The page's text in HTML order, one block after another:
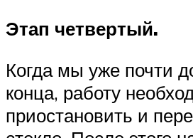
Этап четвертый.
Когда мы уже почти
конца, работу
приостановить и